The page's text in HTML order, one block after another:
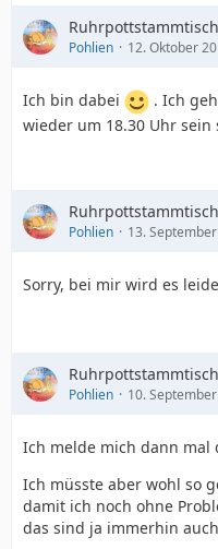
Pohlien 12. Oktober
Ich bin dabei
. Ich
wieder um 18.30 Uhr sein
Pohlien 13.
Sorry, bei mir wird es
Pohlien 10.
Ich melde mich dann mal
Ich müsste aber wohl so
damit ich noch ohne
das sind ja immerhin